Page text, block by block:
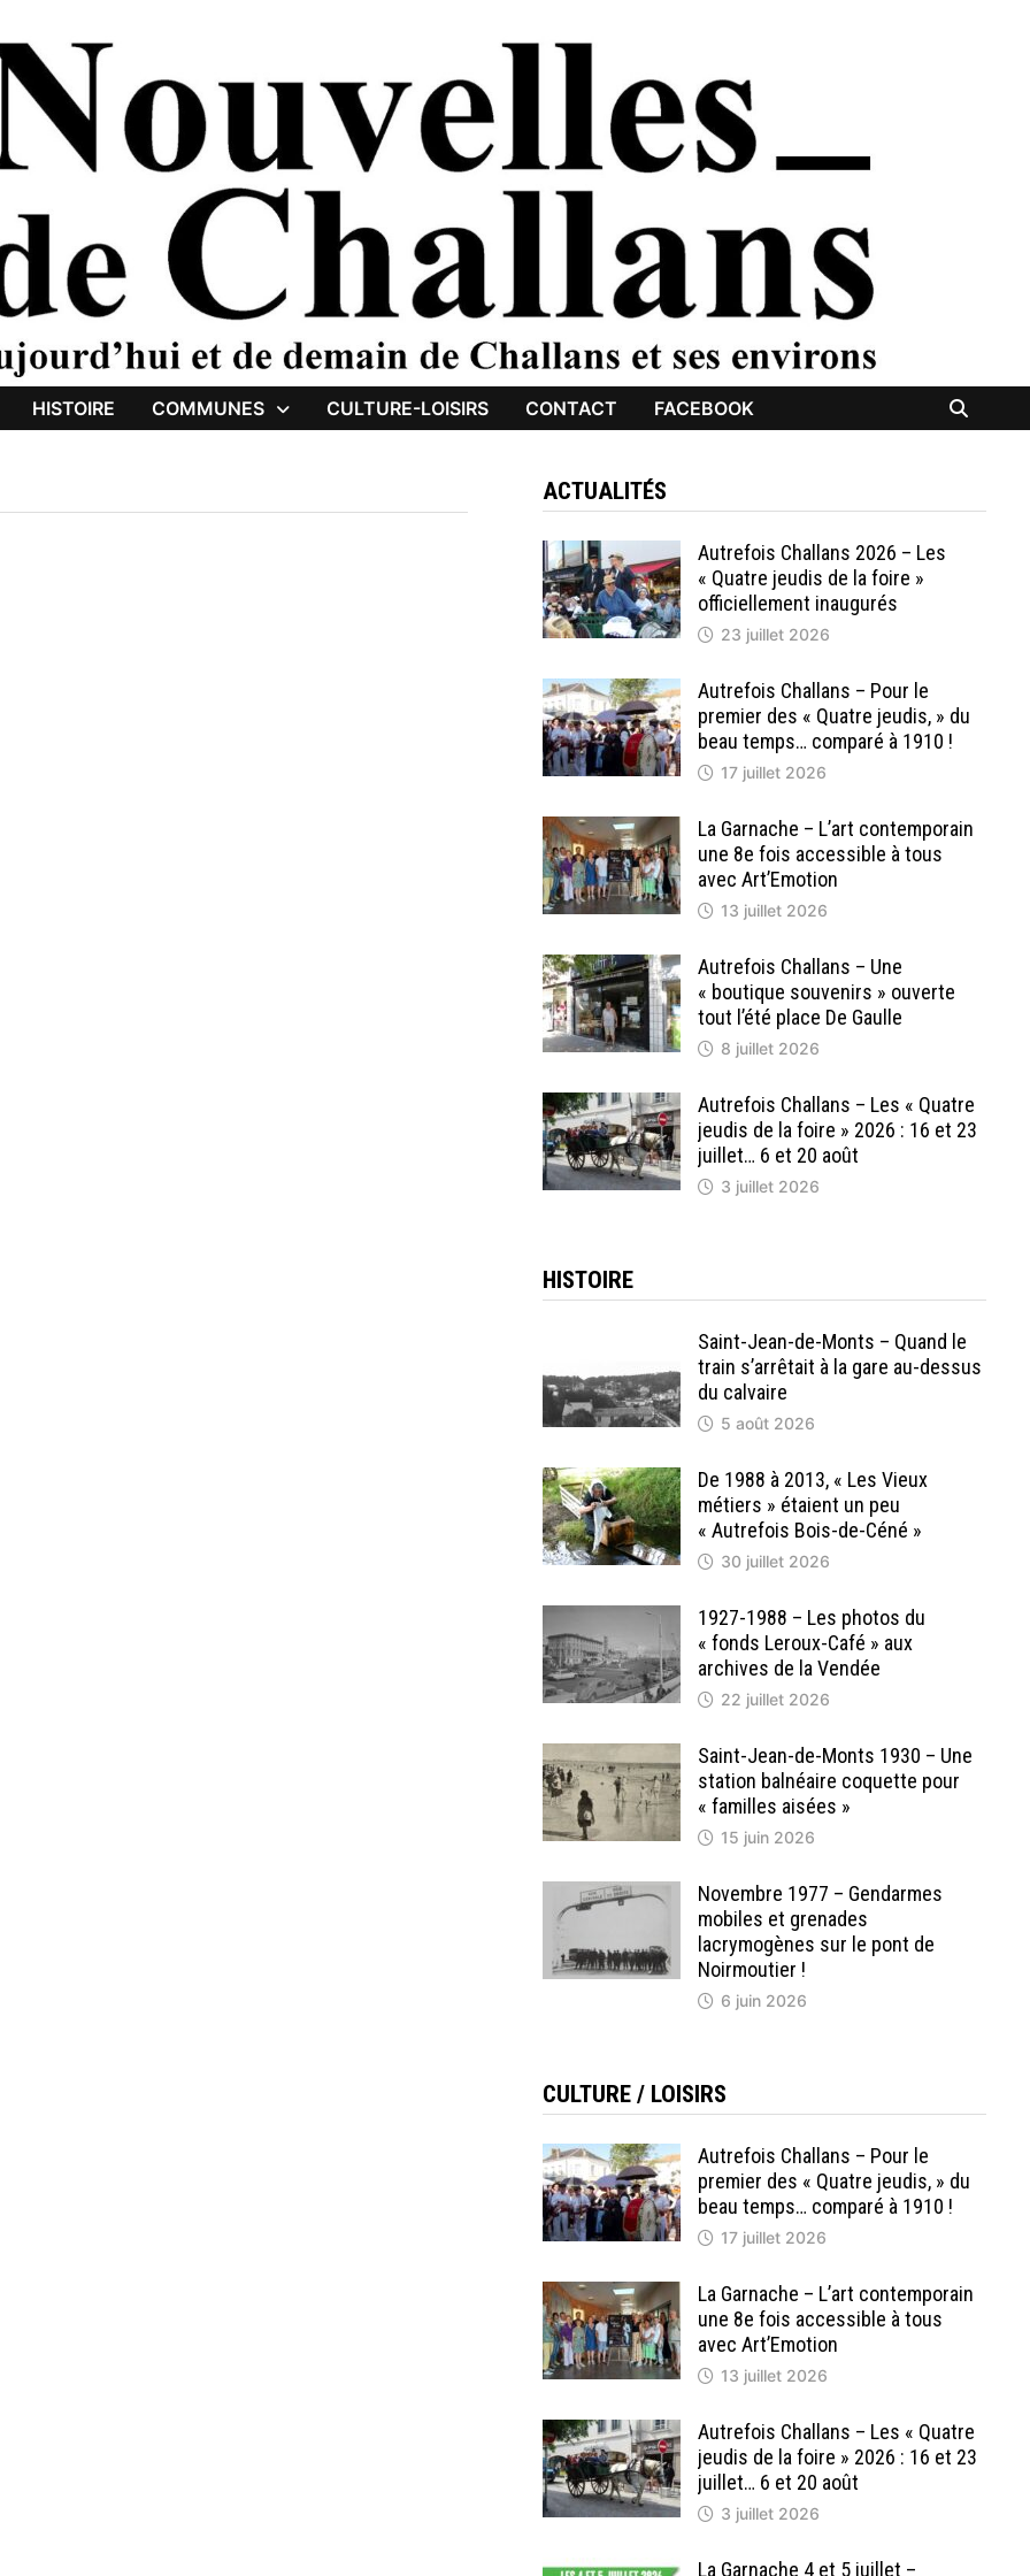
HISTOIRE COMMUNES CULTURE-LOISIRS CONTACT FACEBOOK
ACTUALITÉS
Autrefois Challans 2026 – Les
« Quatre jeudis de la foire »
officiellement inaugurés
23 juillet 2026
Autrefois Challans – Pour le
premier des « Quatre jeudis, » du
beau temps… comparé à 1910 !
17 juillet 2026
La Garnache – L’art contemporain
une 8e fois accessible à tous
avec Art’Emotion
13 juillet 2026
Autrefois Challans – Une
« boutique souvenirs » ouverte
tout l’été place De Gaulle
8 juillet 2026
Autrefois Challans – Les « Quatre
jeudis de la foire » 2026 : 16 et 23
juillet… 6 et 20 août
3 juillet 2026
HISTOIRE
Saint-Jean-de-Monts – Quand le
train s’arrêtait à la gare au-dessus
du calvaire
5 août 2026
De 1988 à 2013, « Les Vieux
métiers » étaient un peu
« Autrefois Bois-de-Céné »
30 juillet 2026
1927-1988 – Les photos du
« fonds Leroux-Café » aux
archives de la Vendée
22 juillet 2026
Saint-Jean-de-Monts 1930 – Une
station balnéaire coquette pour
« familles aisées »
15 juin 2026
Novembre 1977 – Gendarmes
mobiles et grenades
lacrymogènes sur le pont de
Noirmoutier !
6 juin 2026
CULTURE / LOISIRS
Autrefois Challans – Pour le
premier des « Quatre jeudis, » du
beau temps… comparé à 1910 !
17 juillet 2026
La Garnache – L’art contemporain
une 8e fois accessible à tous
avec Art’Emotion
13 juillet 2026
Autrefois Challans – Les « Quatre
jeudis de la foire » 2026 : 16 et 23
juillet… 6 et 20 août
3 juillet 2026
La Garnache 4 et 5 juillet –